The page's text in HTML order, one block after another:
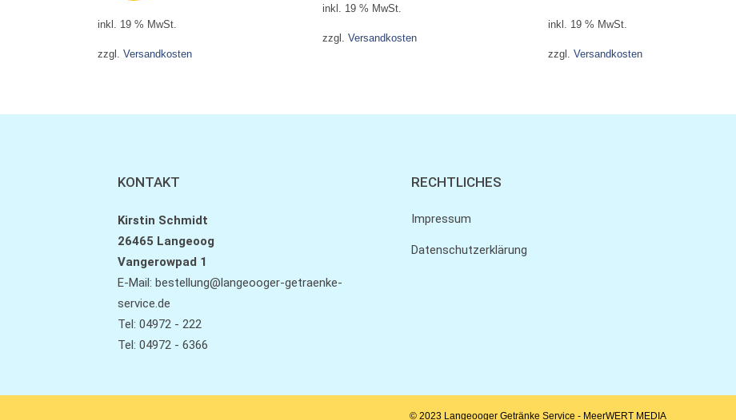
inkl. 19 % MwSt.
zzgl. Versandkosten
inkl. 19 % MwSt.
zzgl.Versandkosten
inkl. 19 % MwSt.
zzgl. Versandkosten
KONTAKT
Kirstin Schmidt
26465 Langeoog
Vangerowpad 1
E-Mail: bestellung@langeooger-getraenke-
service.de
Tel: 04972 - 222
Tel: 04972 - 6366
RECHTLICHES
Impressum
Datenschutzerklärung
© 2023 Langeooger Getränke Service - MeerWERT MEDIA